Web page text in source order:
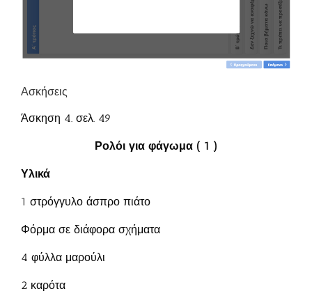
Ασκήσεις
Άσκηση 4. σελ. 49
Ρολόι για φάγωμα ( 1 )
Υλικά
1 στρόγγυλο άσπρο πιάτο
Φόρμα σε διάφορα σχήματα
4 φύλλα μαρούλι
2 καρότα